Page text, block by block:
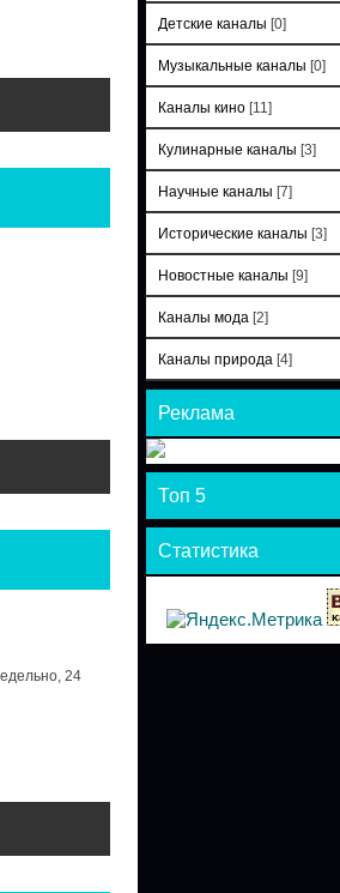
24
Детские каналы [0]
Музыкальные каналы [0]
Каналы кино [11]
Кулинарные каналы [3]
Научные каналы [7]
Исторические каналы [3]
Новостные каналы [9]
Каналы мода [2]
Каналы природа [4]
Реклама
Топ 5
Статистика